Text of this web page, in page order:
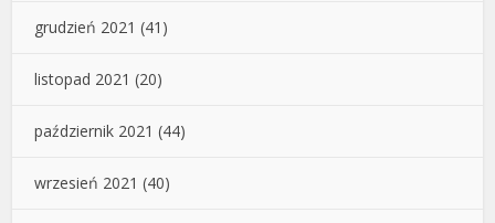
grudzień 2021 (41)
listopad 2021 (20)
październik 2021 (44)
wrzesień 2021 (40)